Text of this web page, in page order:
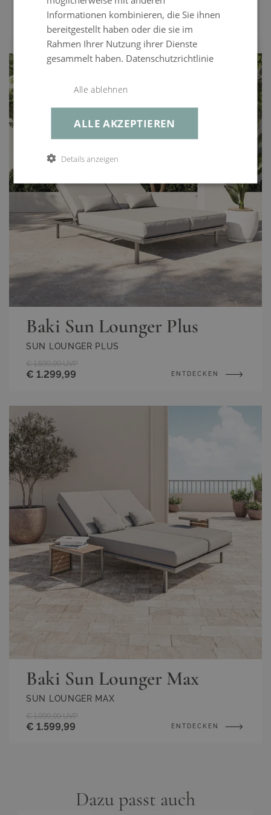
€ 1.799,99 UVP
Baki Sun Lounger Plus
SUN LOUNGER PLUS
€ 1.299,99
€ 1.599,99 UVP
ENTDECKEN
Baki Sun Lounger Max
SUN LOUNGER MAX
€ 1.599,99
€ 1.999,99 UVP
ENTDECKEN
Dazu passt auch
Informationen kombinieren, die Sie ihnen
bereitgestellt haben oder die sie im
Rahmen Ihrer Nutzung ihrer Dienste
gesammelt haben. Datenschutzrichtlinie
ALLE AKZEPTIEREN
Alle ablehnen
Details anzeigen